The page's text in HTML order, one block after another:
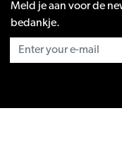
Meld je aan voor de
bedankje.